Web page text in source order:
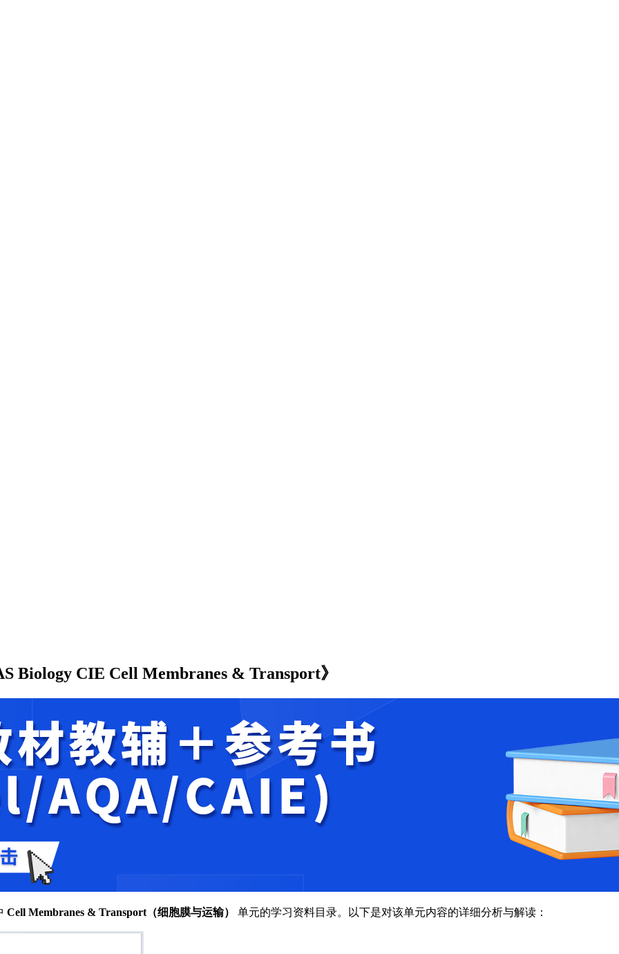
Biology CIE Cell Membranes & Transport》
Cell Membranes & Transport（细胞膜与运输） 单元的学习资料目录。以下是对该单元内容的详细分析与解读：